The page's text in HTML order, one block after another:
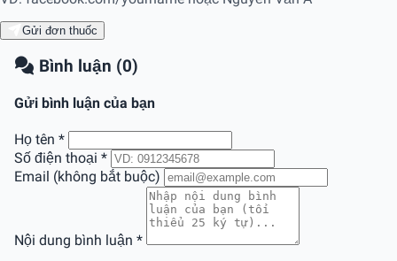
Gửi đơn thuốc
Bình luận (0)
Gửi bình luận của bạn
Họ tên *
Số điện thoại *
Email (không bắt buộc)
Nội dung bình luận *